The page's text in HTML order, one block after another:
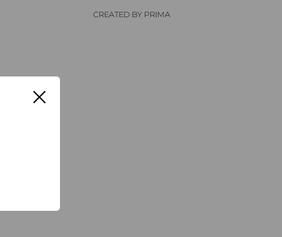
CREATED BY PRIMA